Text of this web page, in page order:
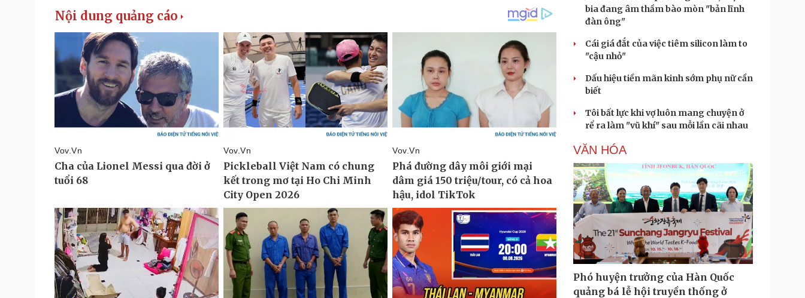
bia đang âm thầm bào mòn "bản lĩnh
đàn ông"
Cái giá đắt của việc tiêm silicon làm to
"cậu nhỏ"
Dấu hiệu tiền mãn kinh sớm phụ nữ cần
biết
Tôi bất lực khi vợ luôn mang chuyện ở
rể ra làm "vũ khí" sau mỗi lần cãi nhau
VĂN HÓA
Phó huyện trưởng của Hàn Quốc
quảng bá lễ hội truyền thống ở